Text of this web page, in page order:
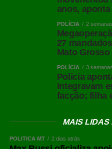
anos, aponta
POLÍCIA 2
27
Mato Grosso
POLÍCIA 3
Polícia
integravam
facção; filha
MAIS LIDAS
POLÍTICA MT 2 dias atrás